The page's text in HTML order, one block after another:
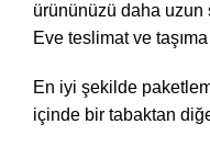
ürününüzü daha uzun
Eve teslimat ve taşıma
En iyi şekilde
içinde bir tabaktan